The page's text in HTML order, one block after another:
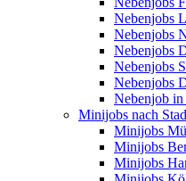
Nebenjobs
Nebenjobs
Nebenjobs
Nebenjobs
Nebenjobs
Nebenjob in
Minijobs nach
Minijobs
Minijobs
Minijobs